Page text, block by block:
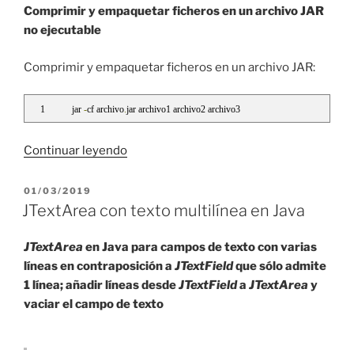
Comprimir y empaquetar ficheros en un archivo JAR
no ejecutable
Comprimir y empaquetar ficheros en un archivo JAR:
jar -cf archivo.jar archivo1 archivo2 archivo3
Continuar leyendo«Abrir
con
clic
en
Windows
10»
PUBLICADO
EL
01/03/2019
JTextArea con texto multilínea en Java
JTextArea en Java para campos de texto con varias
líneas en contraposición a JTextFieldque sólo admite
1 línea; añadir líneas desdeJTextFielda JTextArea y
vaciar el campo de texto